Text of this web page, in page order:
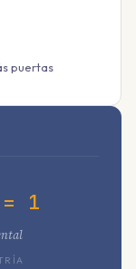
puertas
1